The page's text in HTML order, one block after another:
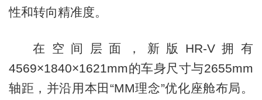
性和转向精准度。
在空间层面，新版HR-V拥有
4569×1840×1621mm的车身尺寸与2655mm
轴距，并沿用本田“MM理念”优化座舱布局。